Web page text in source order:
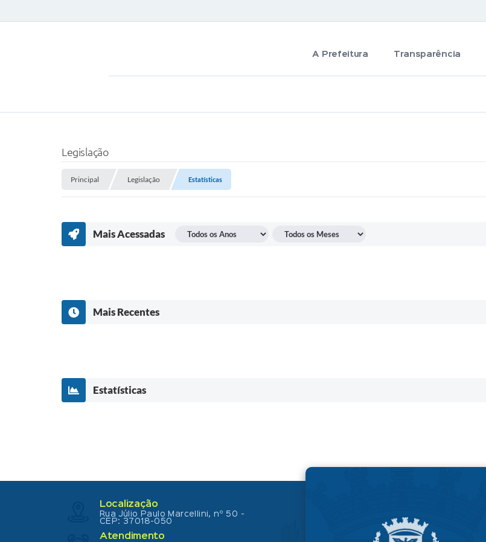
A Prefeitura Transparência
Legislação
Principal Legislação Estatísticas
Mais Acessadas
Mais Recentes
Estatísticas
Localização
Rua Júlio Paulo Marcellini, nº 50 -
CEP: 37018-050
Atendimento